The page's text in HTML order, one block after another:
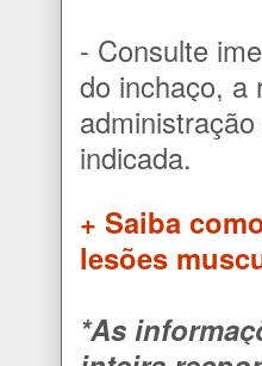
- Consulte
do inchaço, a
indicada.
+ Saiba
lesões
*As